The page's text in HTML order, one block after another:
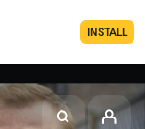
INSTALL